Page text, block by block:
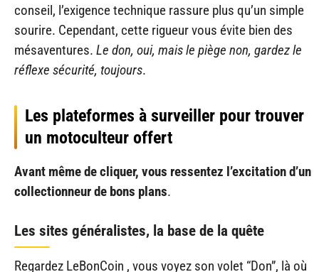
conseil, l’exigence technique rassure plus qu’un simple
sourire. Cependant, cette rigueur vous évite bien des
mésaventures. Le don, oui, mais le piège non, gardez le
réflexe sécurité, toujours.
Les plateformes à surveiller pour trouver
un motoculteur offert
Avant même de cliquer, vous ressentez l’excitation d’un
collectionneur de bons plans.
Les sites généralistes, la base de la quête
Regardez LeBonCoin , vous voyez son volet “Don”, là où